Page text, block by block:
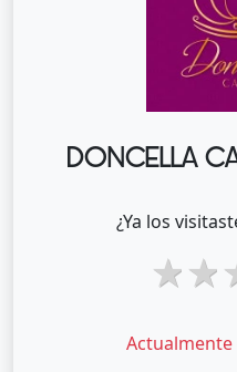
DONCELLA
¿Ya los
1